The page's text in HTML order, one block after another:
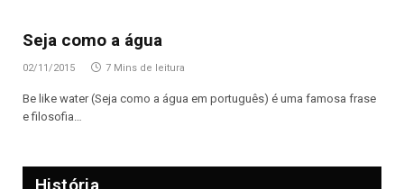
Seja como a água
02/11/2015 7 Mins de leitura
Be like water (Seja como a água em português) é uma famosa frase
e filosofia…